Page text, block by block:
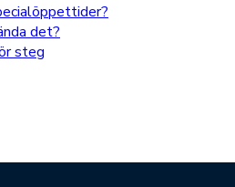
det?
steg